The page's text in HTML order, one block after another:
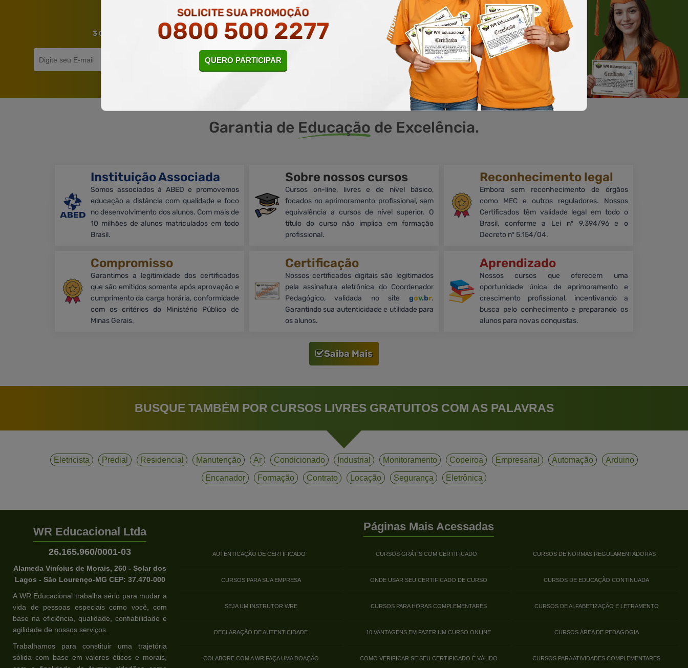
GANHE ATÉ 50% DE DESCONTO
3 CERTIFICADOS POR APENAS 119,80. INFORME SEU E-MAIL, NOME E TELEFONE PARA PARTICIPAR POR WHATSAPP
Solicite um WhatsApp
Garantia de Educação de Excelência.
Instituição Associada
Somos associados à ABED e promovemos
educação a distância com qualidade e foco
no desenvolvimento dos alunos. Com mais de
10 milhões de alunos matriculados em todo
Brasil.
Sobre nossos cursos
Cursos on-line, livres e de nível básico,
focados no aprimoramento profissional, sem
equivalência a cursos de nível superior. O
título do curso não implica em formação
profissional.
Reconhecimento legal
Embora sem reconhecimento de órgãos
como MEC e outros reguladores. Nossos
Certificados têm validade legal em todo o
Brasil, conforme a Lei nº 9.394/96 e o
Decreto nº 5.154/04.
Compromisso
Garantimos a legitimidade dos certificados
que são emitidos somente após aprovação e
cumprimento da carga horária, conformidade
com os critérios do Ministério Público de
Minas Gerais.
Certificação
Nossos certificados digitais são legitimados
pela assinatura eletrônica do Coordenador
Pedagógico, validada no site gov.br.
Garantindo sua autenticidade e utilidade para
os alunos.
Aprendizado
Nossos cursos que oferecem uma
oportunidade única de aprimoramento e
crescimento profissional, incentivando a
busca pelo conhecimento e preparando os
alunos para novas conquistas.
Saiba Mais
BUSQUE TAMBÉM POR CURSOS LIVRES GRATUITOS COM AS PALAVRAS
Eletricista Predial Residencial Manutenção Ar Condicionado Industrial Monitoramento Copeiroa Empresarial Automação Arduino
Encanador Formação Contrato Locação Segurança Eletrônica
WR Educacional Ltda
26.165.960/0001-03
Alameda Vinícius de Morais, 260 - Solar dos
Lagos - São Lourenço-MG CEP: 37.470-000
A WR Educacional trabalha sério para mudar a
vida de pessoas especiais como você, com
base na eficiência, qualidade, confiabilidade e
agilidade de nossos serviços.
Trabalhamos para constituir uma trajetória
sólida com base em valores éticos e morais,
Páginas Mais Acessadas
AUTENTICAÇÃO DE CERTIFICADO
CURSOS PARA SUA EMPRESA
SEJA UM INSTRUTOR WRE
DECLARAÇÃO DE AUTENTICIDADE
COLABORE COM A WR FAÇA UMA DOAÇÃO
CURSOS GRÁTIS COM CERTIFICADO
ONDE USAR SEU CERTIFICADO DE CURSO
CURSOS PARA HORAS COMPLEMENTARES
10 VANTAGENS EM FAZER UM CURSO ONLINE
COMO VERIFICAR SE SEU CERTIFICADO É VÁLIDO
CURSOS DE NORMAS REGULAMENTADORAS
CURSOS DE EDUCAÇÃO CONTINUADA
CURSOS DE ALFABETIZAÇÃO E LETRAMENTO
CURSOS ÁREA DE PEDAGOGIA
CURSOS PARA ATIVIDADES COMPLEMENTARES
SOLICITE SUA PROMOÇÃO
0800 500 2277
QUERO PARTICIPAR